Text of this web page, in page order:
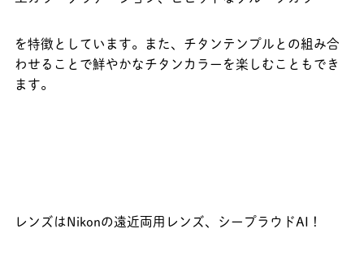
を特徴としています。また、チタンテンプルとの組み合
わせることで鮮やかなチタンカラーを楽しむこともでき
ます。
レンズはNikonの遠近両用レンズ、シープラウドAI！